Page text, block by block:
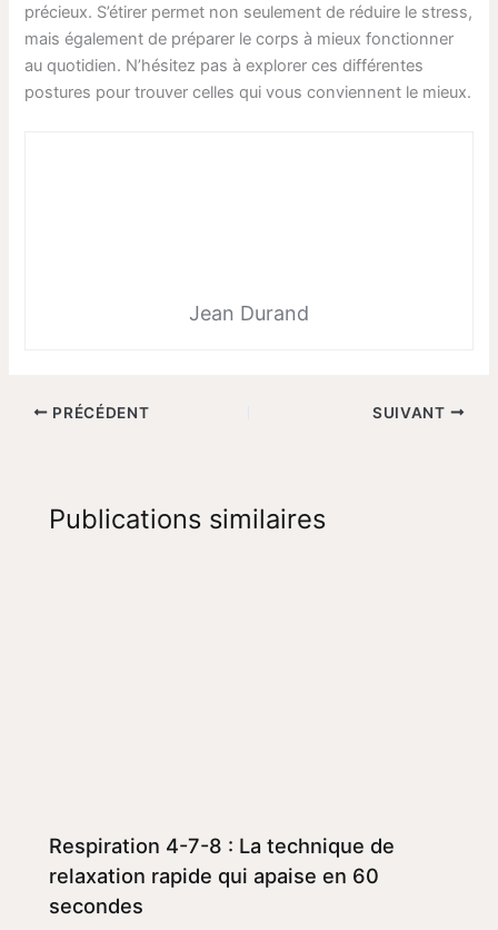
précieux. S’étirer permet non seulement de réduire le stress,
mais également de préparer le corps à mieux fonctionner
au quotidien. N’hésitez pas à explorer ces différentes
postures pour trouver celles qui vous conviennent le mieux.
Jean Durand
PRÉCÉDENT SUIVANT
Publications similaires
Respiration 4-7-8 : La technique de
relaxation rapide qui apaise en 60
secondes